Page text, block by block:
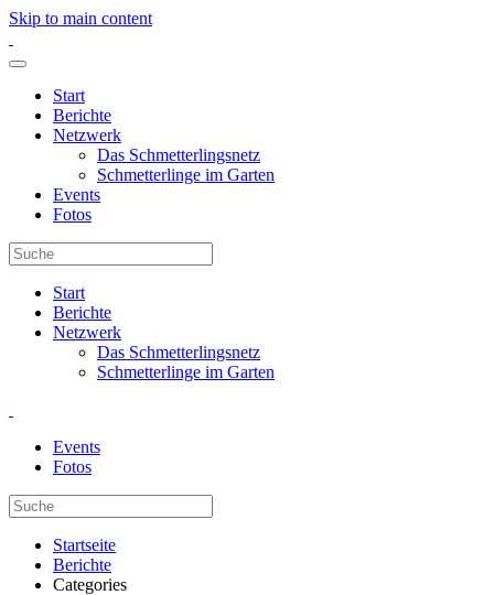
Skip to main content
Start
Berichte
Netzwerk
Das Schmetterlingsnetz
Schmetterlinge im Garten
Events
Fotos
Start
Berichte
Netzwerk
Das Schmetterlingsnetz
Schmetterlinge im Garten
Events
Fotos
Startseite
Berichte
Categories